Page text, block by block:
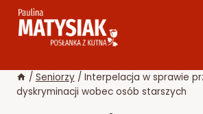
Przejdź
/ Seniorzy / Interpelacja w sprawie
dyskryminacji wobec osób starszych